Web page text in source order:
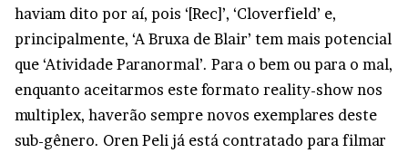
haviam dito por aí, pois ‘[Rec]’, ‘Cloverfield’ e,
principalmente, ‘A Bruxa de Blair’ tem mais potencial
que ‘Atividade Paranormal’. Para o bem ou para o mal,
enquanto aceitarmos este formato reality-show nos
multiplex, haverão sempre novos exemplares deste
sub-gênero. Oren Peli já está contratado para filmar